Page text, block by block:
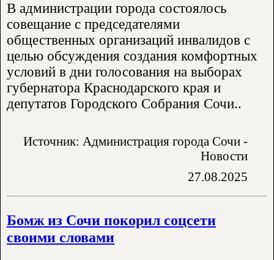
В администрации города состоялось
совещание с председателями
общественных организаций инвалидов с
целью обсуждения создания комфортных
условий в дни голосования на выборах
губернатора Краснодарского края и
депутатов Городского Собрания Сочи..
Источник: Администрация города Сочи -
Новости
27.08.2025
Бомж из Сочи покорил соцсети
своими словами